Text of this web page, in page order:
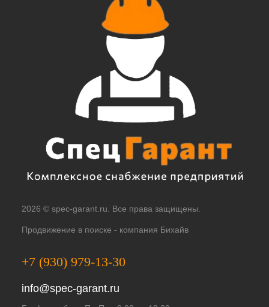
2026 © spec-garant.ru. Все права защищены.
Продвижение в поиске - компания Бихайв
+7 (930) 979-13-30
info@spec-garant.ru